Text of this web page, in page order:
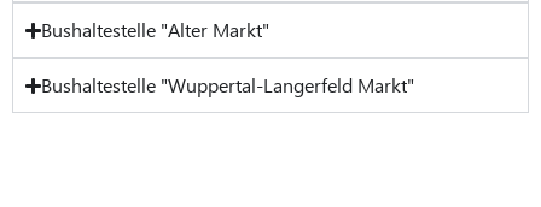
Bushaltestelle "Alter Markt"
Bushaltestelle "Wuppertal-Langerfeld Markt"